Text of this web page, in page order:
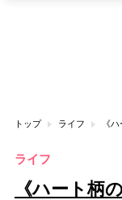
トップ ライフ
ライフ
《ハート柄